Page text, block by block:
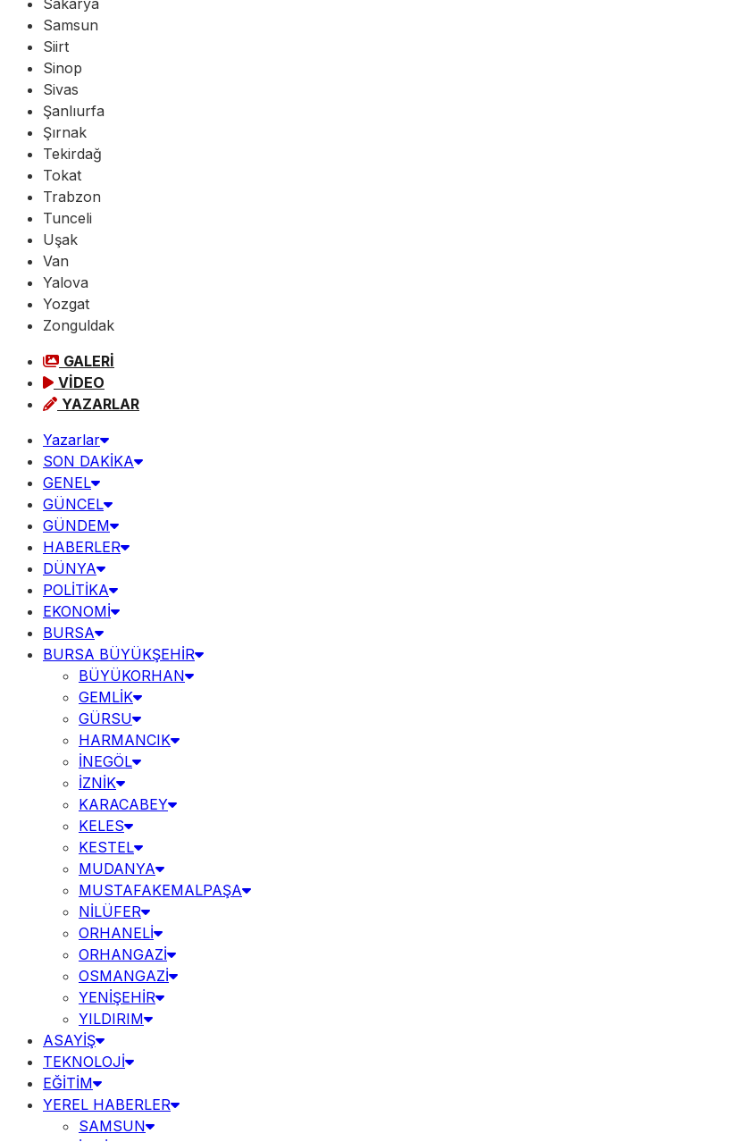
Sakarya
Samsun
Siirt
Sinop
Sivas
Şanlıurfa
Şırnak
Tekirdağ
Tokat
Trabzon
Tunceli
Uşak
Van
Yalova
Yozgat
Zonguldak
GALERİ
VİDEO
YAZARLAR
Yazarlar
SON DAKİKA
GENEL
GÜNCEL
GÜNDEM
HABERLER
DÜNYA
POLİTİKA
EKONOMİ
BURSA
BURSA BÜYÜKŞEHİR
BÜYÜKORHAN
GEMLİK
GÜRSU
HARMANCIK
İNEGÖL
İZNİK
KARACABEY
KELES
KESTEL
MUDANYA
MUSTAFAKEMALPAŞA
NİLÜFER
ORHANELİ
ORHANGAZİ
OSMANGAZİ
YENİŞEHİR
YILDIRIM
ASAYİŞ
TEKNOLOJİ
EĞİTİM
YEREL HABERLER
SAMSUN